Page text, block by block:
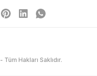
Hakları Saklıdır.